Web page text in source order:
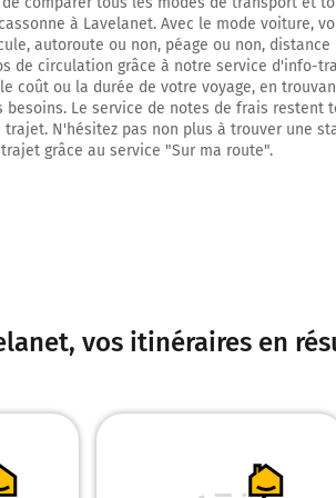
sur 6,4 kilomètres
sur D18 et continuer sur 9,4 kilomètres
à Lavelanet. Avec le mode voiture,
autoroute ou non, péage ou non, distance
de circulation grâce à notre service d'info-
coût ou la durée de votre voyage, en
besoins. Le service de notes de frais restent
N'hésitez pas non plus à trouver une
grâce au service "Sur ma route".
, vos itinéraires en